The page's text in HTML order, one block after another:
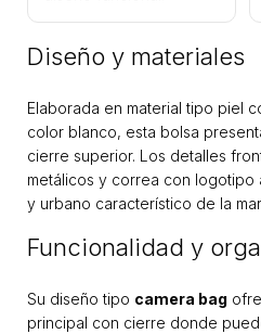
Diseño y materiales
Elaborada en material tipo piel
color blanco, esta bolsa
cierre superior. Los detalles
metálicos y correa con logotipo
y urbano característico de la
Funcionalidad y
Su diseño tipo camera bag
principal con cierre donde